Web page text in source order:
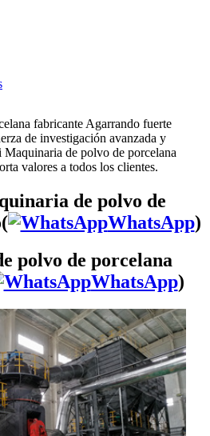
fabricante Agarrando fuerte
de investigación avanzada y
de polvo de porcelana
valores a todos los clientes.
de polvo de
WhatsApp)
polvo de porcelana
WhatsApp)